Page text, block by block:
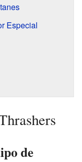
Especial
de